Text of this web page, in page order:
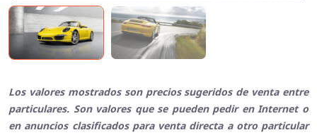
Los valores mostrados son precios sugeridos de venta entre
particulares. Son valores que se pueden pedir en Internet o
en anuncios clasificados para venta directa a otro particular